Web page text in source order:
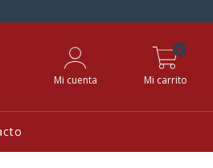
Mi cuenta Mi carrito
0